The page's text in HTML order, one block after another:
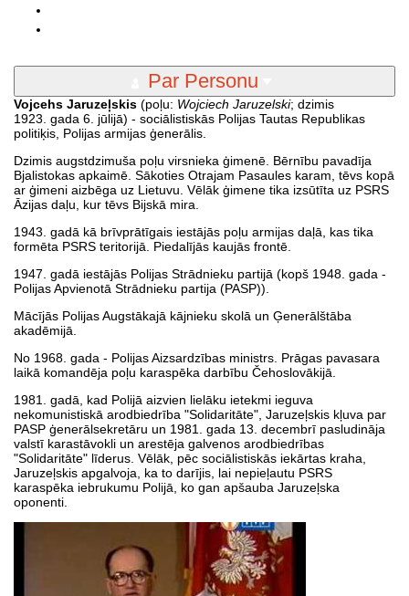
Par Personu
Vojcehs Jaruzeļskis (poļu: Wojciech Jaruzelski; dzimis
1923. gada 6. jūlijā) - sociālistiskās Polijas Tautas Republikas
politiķis, Polijas armijas ģenerālis.
Dzimis augstdzimuša poļu virsnieka ģimenē. Bērnību pavadīja
Bjalistokas apkaimē. Sākoties Otrajam Pasaules karam, tēvs kopā
ar ģimeni aizbēga uz Lietuvu. Vēlāk ģimene tika izsūtīta uz PSRS
Āzijas daļu, kur tēvs Bijskā mira.
1943. gadā kā brīvprātīgais iestājās poļu armijas daļā, kas tika
formēta PSRS teritorijā. Piedalījās kaujās frontē.
1947. gadā iestājās Polijas Strādnieku partijā (kopš 1948. gada -
Polijas Apvienotā Strādnieku partija (PASP)).
Mācījās Polijas Augstākajā kājnieku skolā un Ģenerālštāba
akadēmijā.
No 1968. gada - Polijas Aizsardzības ministrs. Prāgas pavasara
laikā komandēja poļu karaspēka darbību Čehoslovākijā.
1981. gadā, kad Polijā aizvien lielāku ietekmi ieguva
nekomunistiskā arodbiedrība "Solidaritāte", Jaruzeļskis kļuva par
PASP ģenerālsekretāru un 1981. gada 13. decembrī pasludināja
valstī karastāvokli un arestēja galvenos arodbiedrības
"Solidaritāte" līderus. Vēlāk, pēc sociālistiskās iekārtas kraha,
Jaruzeļskis apgalvoja, ka to darījis, lai nepieļautu PSRS
karaspēka iebrukumu Polijā, ko gan apšauba Jaruzeļska
oponenti.